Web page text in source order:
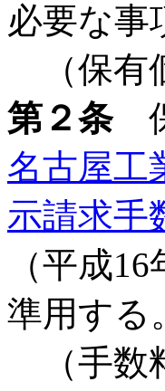
必要な事
（保有
第２条
名古屋工
示請求手
（平成
準用する
（手数